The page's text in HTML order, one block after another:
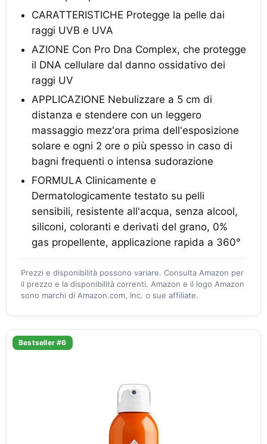
CARATTERISTICHE Protegge la pelle dai
raggi UVB e UVA
AZIONE Con Pro Dna Complex, che protegge
il DNA cellulare dal danno ossidativo dei
raggi UV
APPLICAZIONE Nebulizzare a 5 cm di
distanza e stendere con un leggero
massaggio mezz'ora prima dell'esposizione
solare e ogni 2 ore o più spesso in caso di
bagni frequenti o intensa sudorazione
FORMULA Clinicamente e
Dermatologicamente testato su pelli
sensibili, resistente all'acqua, senza alcool,
siliconi, coloranti e derivati del grano, 0%
gas propellente, applicazione rapida a 360°
Prezzi e disponibilità possono variare. Consulta Amazon per
il prezzo e la disponibilità correnti. Amazon e il logo Amazon
sono marchi di Amazon.com, Inc. o sue affiliate.
Bestseller #6